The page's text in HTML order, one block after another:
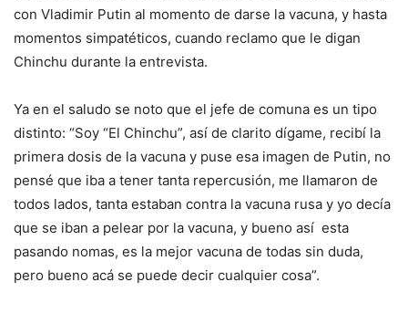
con Vladimir Putin al momento de darse la vacuna, y hasta
momentos simpatéticos, cuando reclamo que le digan
Chinchu durante la entrevista.
Ya en el saludo se noto que el jefe de comuna es un tipo
distinto: “Soy “El Chinchu”, así de clarito dígame, recibí la
primera dosis de la vacuna y puse esa imagen de Putin, no
pensé que iba a tener tanta repercusión, me llamaron de
todos lados, tanta estaban contra la vacuna rusa y yo decía
que se iban a pelear por la vacuna, y bueno así esta
pasando nomas, es la mejor vacuna de todas sin duda,
pero bueno acá se puede decir cualquier cosa”.